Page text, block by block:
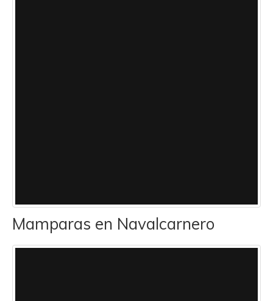
Mamparas en Navalcarnero